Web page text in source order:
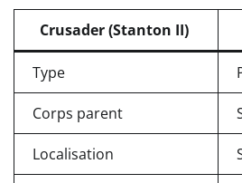
Crusader(Stanton II)
Type
Corps parent
Localisation